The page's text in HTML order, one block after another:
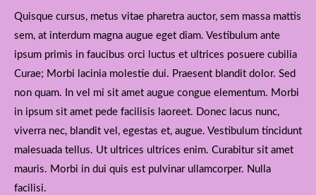
Quisque cursus, metus vitae pharetra auctor, sem massa mattis
sem, at interdum magna augue eget diam. Vestibulum ante
ipsum primis in faucibus orci luctus et ultrices posuere cubilia
Curae; Morbi lacinia molestie dui. Praesent blandit dolor. Sed
non quam. In vel mi sit amet augue congue elementum. Morbi
in ipsum sit amet pede facilisis laoreet. Donec lacus nunc,
viverra nec, blandit vel, egestas et, augue. Vestibulum tincidunt
malesuada tellus. Ut ultrices ultrices enim. Curabitur sit amet
mauris. Morbi in dui quis est pulvinar ullamcorper. Nulla
facilisi.